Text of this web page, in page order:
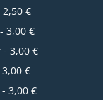
€
3,00 €
3,00 €
€
3,00 €